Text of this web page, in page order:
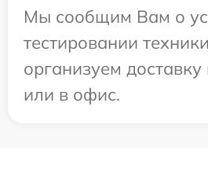
Мы сообщим Вам о
тестировании
организуем
или в офис.